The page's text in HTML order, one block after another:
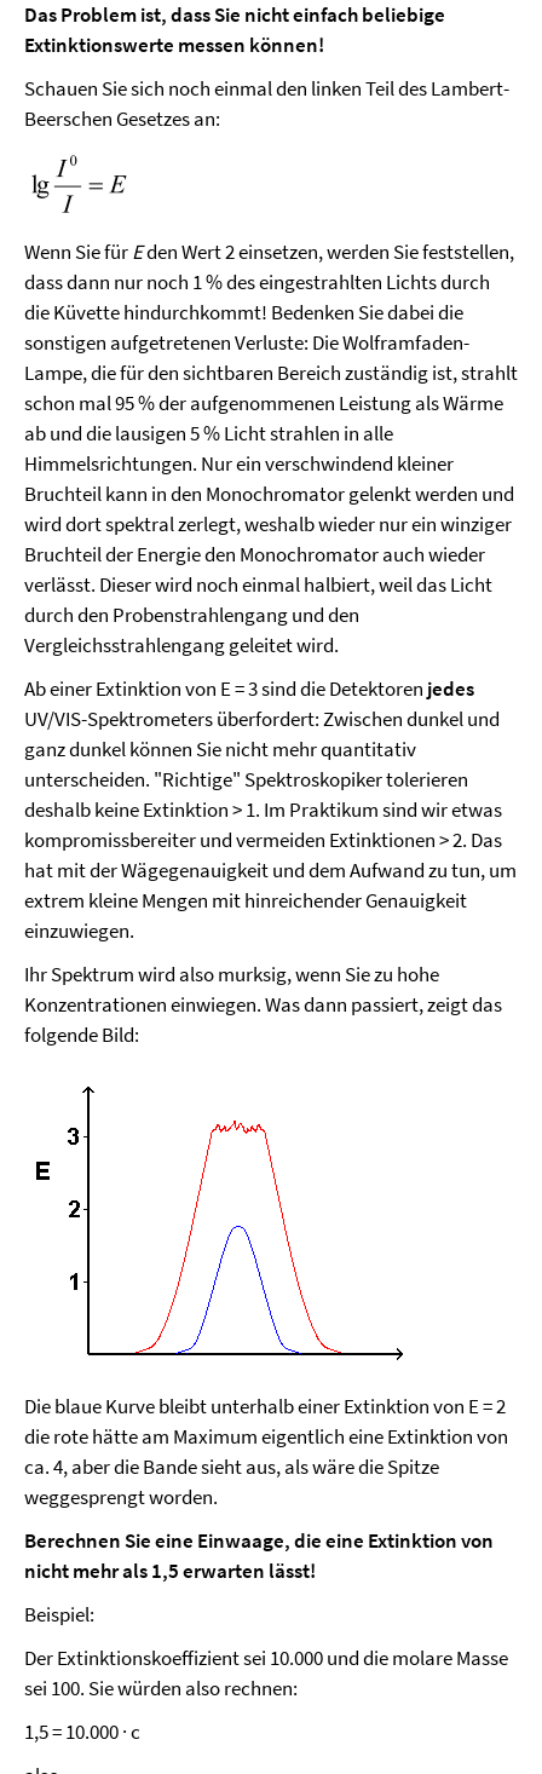
Das Problem ist, dass Sie nicht einfach beliebige
Extinktionswerte messen können!
Schauen Sie sich noch einmal den linken Teil des Lambert-
Beerschen Gesetzes an:
Wenn Sie fürEden Wert 2 einsetzen, werden Sie feststellen,
dass dann nur noch 1 % des eingestrahlten Lichts durch
die Küvette hindurchkommt! Bedenken Sie dabei die
sonstigen aufgetretenen Verluste: Die Wolframfaden-
Lampe, die für den sichtbaren Bereich zuständig ist, strahlt
schon mal 95 % der aufgenommenen Leistung als Wärme
ab und die lausigen 5 % Licht strahlen in alle
Himmelsrichtungen. Nur ein verschwindend kleiner
Bruchteil kann in den Monochromator gelenkt werden und
wird dort spektral zerlegt, weshalb wieder nur ein winziger
Bruchteil der Energie den Monochromator auch wieder
verlässt. Dieser wird noch einmal halbiert, weil das Licht
durch den Probenstrahlengang und den
Vergleichsstrahlengang geleitet wird.
Ab einer Extinktion von E = 3 sind die Detektoren jedes
UV/VIS-Spektrometers überfordert: Zwischen dunkel und
ganz dunkel können Sie nicht mehr quantitativ
unterscheiden. "Richtige" Spektroskopiker tolerieren
deshalb keine Extinktion > 1. Im Praktikum sind wir etwas
kompromissbereiter und vermeiden Extinktionen > 2. Das
hat mit der Wägegenauigkeit und dem Aufwand zu tun, um
extrem kleine Mengen mit hinreichender Genauigkeit
einzuwiegen.
Ihr Spektrum wird also murksig, wenn Sie zu hohe
Konzentrationen einwiegen. Was dann passiert, zeigt das
folgende Bild:
Die blaue Kurve bleibt unterhalb einer Extinktion von E = 2
die rote hätte am Maximum eigentlich eine Extinktion von
ca. 4, aber die Bande sieht aus, als wäre die Spitze
weggesprengt worden.
Berechnen Sie eine Einwaage, die eine Extinktion von
nicht mehr als 1,5 erwarten lässt!
Beispiel:
Der Extinktionskoeffizient sei 10.000 und die molare Masse
sei 100. Sie würden also rechnen:
1,5 = 10.000 · c